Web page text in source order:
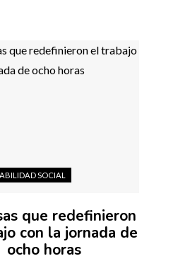
SOCIAL
que redefinieron
con la jornada de
ocho horas